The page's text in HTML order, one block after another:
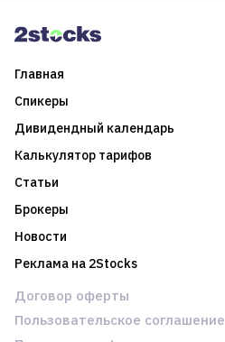
Главная
Спикеры
Дивидендный календарь
Калькулятор тарифов
Статьи
Брокеры
Новости
Реклама на 2Stocks
Договор оферты
Пользовательское соглашение